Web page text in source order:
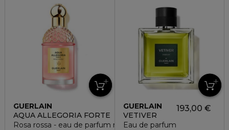
GUERLAIN
AQUA ALLEGORIA FORTE
Rosa rossa - eau de parfum rechargeable
GUERLAIN
VETIVER
Eau de parfum
193,00 €